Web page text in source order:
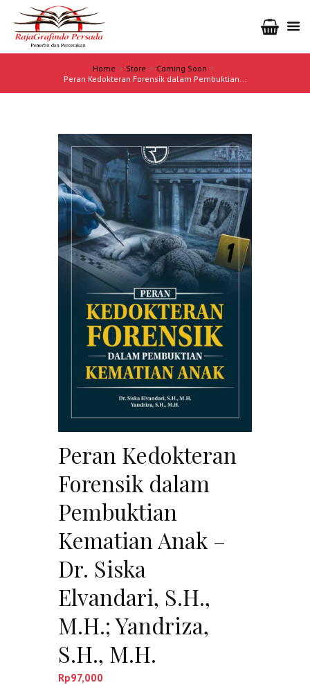
Home Store
Coming Soon
Peran Kedokteran Forensik dalam Pembuktian...
Peran Kedokteran
Forensik dalam
Pembuktian
Kematian Anak –
Dr. Siska
Elvandari, S.H.,
M.H.; Yandriza,
S.H., M.H.
Rp97,000